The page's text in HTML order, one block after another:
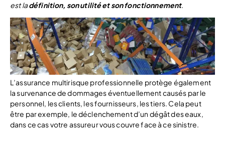
est ladéfinition, son utilité et son fonctionnement.
L’assurance multirisque professionnelle protège également
la survenance de dommages éventuellement causés par le
personnel, les clients, les fournisseurs, les tiers. Cela peut
être par exemple, le déclenchement d’un dégât des eaux,
dans ce cas votre assureur vous couvre face à ce sinistre.